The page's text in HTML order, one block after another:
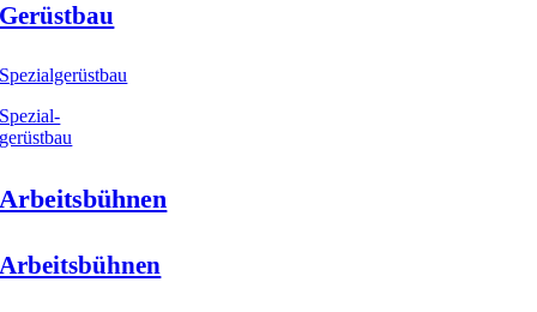
Gerüstbau
Spezialgerüstbau
Spezial-
gerüstbau
Arbeitsbühnen
Arbeitsbühnen